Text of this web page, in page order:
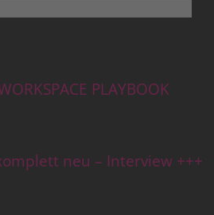
PLAYBOOK
neu – Interview +++